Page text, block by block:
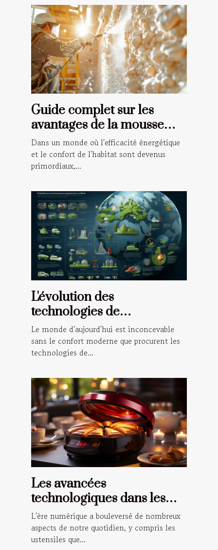
Guide complet sur les
avantages de la mousse
polyuréthane pour
l'isolation
Dans un monde où l'efficacité énergétique
et le confort de l'habitat sont devenus
primordiaux,...
L'évolution des
technologies de
réfrigération et leur impact
sur l'environnement
Le monde d'aujourd'hui est inconcevable
sans le confort moderne que procurent les
technologies de...
Les avancées
technologiques dans les
gaufriers modernes
L'ère numérique a bouleversé de nombreux
aspects de notre quotidien, y compris les
ustensiles que...